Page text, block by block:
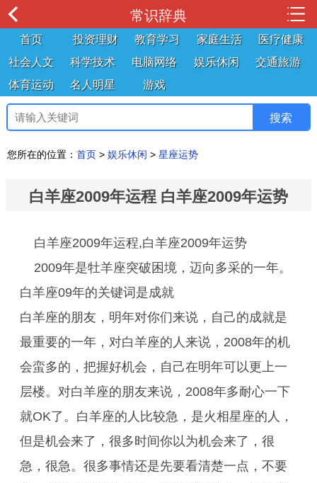
常识辞典
首页 投资理财 教育学习 家庭生活
医疗健康
社会人文
科学技术 电脑网络 娱乐休闲
交通旅游
体育运动
名人明星 游戏
您所在的位置： 首页 > 娱乐休闲 > 星座运势
白羊座2009年运程 白羊座2009年运势
白羊座2009年运程,白羊座2009年运势
2009年是牡羊座突破困境，迈向多采的一年。
白羊座09年的关键词是成就
白羊座的朋友，明年对你们来说，自己的成就是
最重要的一年，对白羊座的人来说，2008年的机
会蛮多的，把握好机会，自己在明年可以更上一
层楼。对白羊座的朋友来说，2008年多耐心一下
就OK了。白羊座的人比较急，是火相星座的人，
但是机会来了，很多时间你以为机会来了，很
急，很急。很多事情还是先要看清楚一点，不要